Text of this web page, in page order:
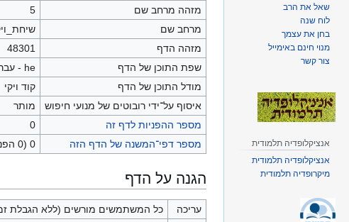
מזהה מרחב שם
5
מרחב שם
מזהה הדף
48301
שפת התוכן של הדף
he - עברית
מודל התוכן של הדף
קוד ויקי
איסוף על־ידי רובוטים של מנועי חיפוש
מותר
מספר ההפניות לדף זה
0
מספר דפי־המשנה של הדף הזה
0 (0 הפניות; 0 דפים רגילים)
הגנה על הדף
עריכה
כל המשתמשים מורשים (ללא הגבלת
שאל את הרב
לוח שנה
בחן את עצמך
מנוי חינם באימייל
צור קשר
אנציקלופדיה תלמודית
אנציקלופדיה תלמודית
מיקרופדיה תלמודית